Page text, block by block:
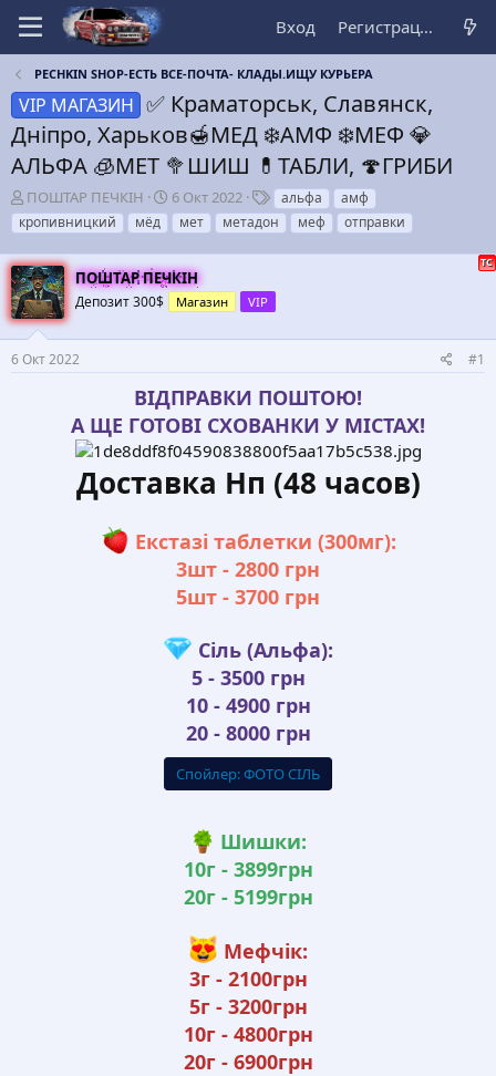
Вход Регистрация
PECHKIN SHOP-ЕСТЬ ВСЕ-ПОЧТА- КЛАДЫ.ИЩУ КУРЬЕРА
VIP МАГАЗИН ✅ Краматорськ, Славянск,
Дніпро, Харьков🍯MEД ❄️АМФ ❄️МЕФ 💎
АЛЬФА 🧊МЕТ 🥦ШИШ 💊ТАБЛИ, 🍄ГРИБИ
А
в
т
о
р
т
е
м
ы
ПОШТАР ПЕЧКІН
Д
а
т
а
н
а
ч
а
6 Окт 2022
Т
е
г
и
альфа
амф
кропивницкий
мёд мет метадон меф отправки
ПОШТАР ПЕЧКІН
Депозит 300$ Магазин VIP
6 Окт 2022 #1
ВІДПРАВКИ ПОШТОЮ!
А ЩЕ ГОТОВІ СХОВАНКИ У МІСТАХ!
Доставка Нп (48 часов)
Екстазі таблетки (300мг):
3шт - 2800 грн
5шт - 3700 грн
Сіль (Альфа):
5 - 3500 грн
10 - 4900 грн
20 - 8000 грн
Спойлер:ФОТО СІЛЬ
Шишки:
10г - 3899грн
20г - 5199грн
Мефчік:
3г - 2100грн
5г - 3200грн
10г - 4800грн
20г - 6900грн